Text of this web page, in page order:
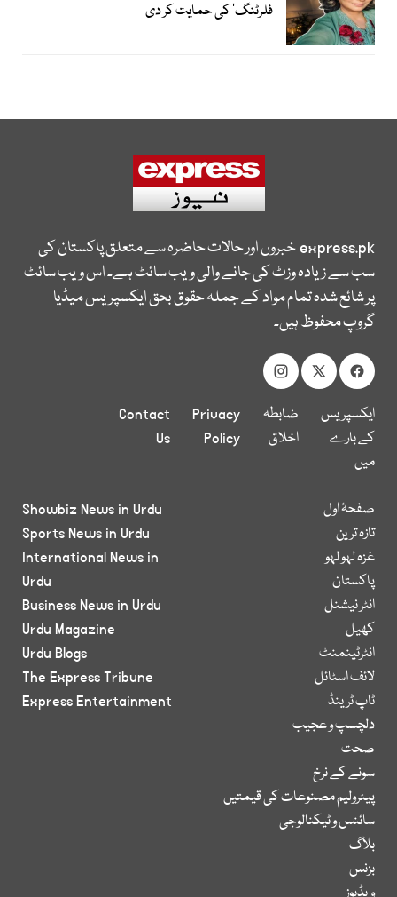
فلرٹنگ‘ کی حمایت کر دی
express.pkخبروں اور حالات حاضرہ سے متعلق پاکستان کی
سب سے زیادہ وزٹ کی جانے والی ویب سائٹ ہے۔ اس ویب سائٹ
پر شائع شدہ تمام مواد کے جملہ حقوق بحق ایکسپریس میڈیا
گروپ محفوظ ہیں۔
ایکسپریس
کے بارے
میں
ضابطہ
اخلاق
Privacy
Policy
Contact
Us
صفحۂ اول
تازہ ترین
غزہ لہو لہو
پاکستان
انٹر نیشنل
کھیل
انٹرٹینمنٹ
لائف اسٹائل
ٹاپ ٹرینڈ
دلچسپ و عجیب
صحت
سونے کے نرخ
پیٹرولیم مصنوعات کی قیمتیں
سائنس و ٹیکنالوجی
بلاگ
بزنس
Showbiz News in Urdu
Sports News in Urdu
International News in
Urdu
Business News in Urdu
Urdu Magazine
Urdu Blogs
The Express Tribune
Express Entertainment